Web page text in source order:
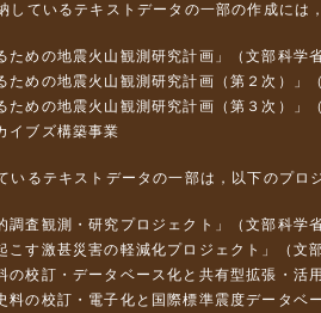
しているテキストデータの一部の作成には
ための地震火山観測研究計画」（文部科学
ための地震火山観測研究計画（第２次）」
ための地震火山観測研究計画（第３次）」
イブズ構築事業
いるテキストデータの一部は，以下のプロ
調査観測・研究プロジェクト」（文部科
こす激甚災害の軽減化プロジェクト」（
の校訂・データベース化と共有型拡張・
料の校訂・電子化と国際標準震度データ